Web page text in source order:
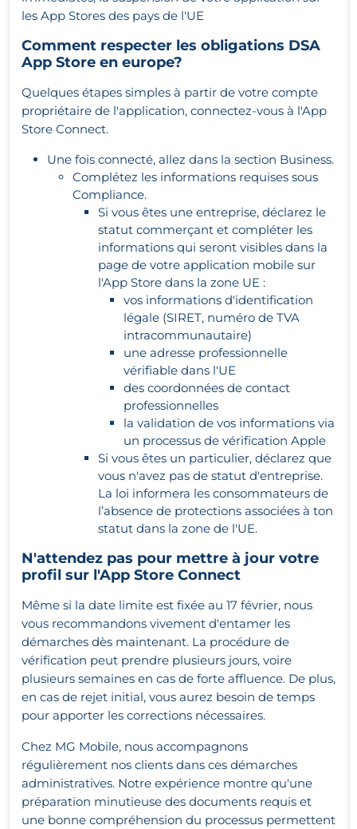
les App Stores des pays de l'UE
Comment respecter les obligations DSA
App Store en europe?
Quelques étapes simples à partir de votre compte
propriétaire de l'application, connectez-vous à l'App
Store Connect.
Une fois connecté, allez dans la section Business.
Complétez les informations requises sous
Compliance.
Si vous êtes une entreprise, déclarez le
statut commerçant et compléter les
informations qui seront visibles dans la
page de votre application mobile sur
l'App Store dans la zone UE :
vos informations d'identification
légale (SIRET, numéro de TVA
intracommunautaire)
une adresse professionnelle
vérifiable dans l'UE
des coordonnées de contact
professionnelles
la validation de vos informations via
un processus de vérification Apple
Si vous êtes un particulier, déclarez que
vous n'avez pas de statut d'entreprise.
La loi informera les consommateurs de
l’absence de protections associées à ton
statut dans la zone de l'UE.
N'attendez pas pour mettre à jour votre
profil sur l'App Store Connect
Même si la date limite est fixée au 17 février, nous
vous recommandons vivement d'entamer les
démarches dès maintenant. La procédure de
vérification peut prendre plusieurs jours, voire
plusieurs semaines en cas de forte affluence. De plus,
en cas de rejet initial, vous aurez besoin de temps
pour apporter les corrections nécessaires.
Chez MG Mobile, nous accompagnons
régulièrement nos clients dans ces démarches
administratives. Notre expérience montre qu'une
préparation minutieuse des documents requis et
une bonne compréhension du processus permettent